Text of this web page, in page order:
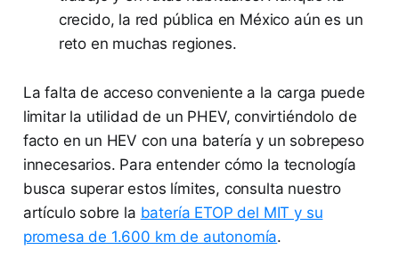
crecido, la red pública en México aún es un
reto en muchas regiones.
La falta de acceso conveniente a la carga puede
limitar la utilidad de un PHEV, convirtiéndolo de
facto en un HEV con una batería y un sobrepeso
innecesarios. Para entender cómo la tecnología
busca superar estos límites, consulta nuestro
artículo sobre la batería ETOP del MIT y su
promesa de 1.600 km de autonomía.